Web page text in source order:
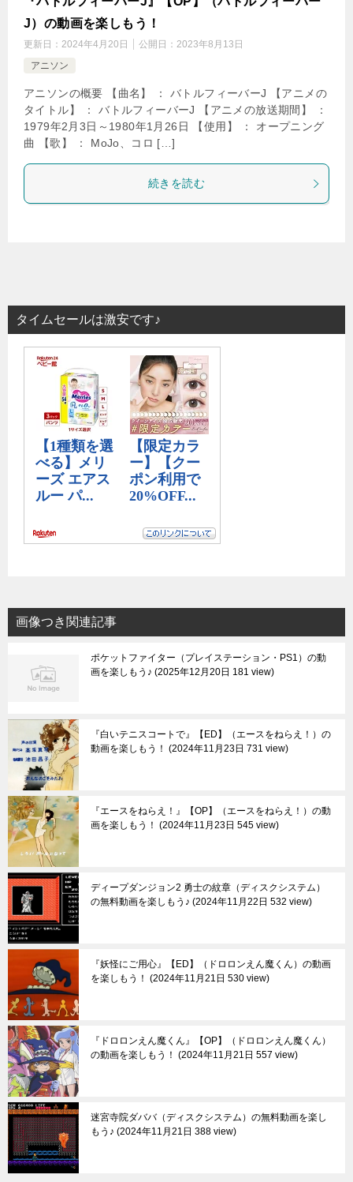
J）の動画を楽しもう！
更新日： 2024年4月20日 公開日： 2023年8月13日
アニソン
アニソンの概要 【曲名】 ： バトルフィーバーJ 【アニメの
タイトル】 ： バトルフィーバーJ 【アニメの放送期間】 ：
1979年2月3日～1980年1月26日 【使用】 ： オープニング
曲 【歌】 ： MoJo、コロ […]
続きを読む
タイムセールは激安です♪
画像つき関連記事
ポケットファイター（プレイステーション・PS1）の動
画を楽しもう♪ 2025年12月20日 181 view
『白いテニスコートで』【ED】（エースをねらえ！）の
動画を楽しもう！
2024年11月23日 731 view
『エースをねらえ！』【OP】（エースをねらえ！）の動
画を楽しもう！
2024年11月23日 545 view
ディープダンジョン2 勇士の紋章（ディスクシステム）
の無料動画を楽しもう♪ 2024年11月22日 532 view
『妖怪にご用心』【ED】（ドロロンえん魔くん）の動画
を楽しもう！
2024年11月21日 530 view
『ドロロンえん魔くん』【OP】（ドロロンえん魔くん）
の動画を楽しもう！
2024年11月21日 557 view
迷宮寺院ダババ（ディスクシステム）の無料動画を楽し
もう♪ 2024年11月21日 388 view